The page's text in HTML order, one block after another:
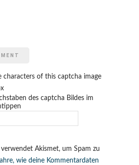
characters of this captcha image
Akismet, um Spam zu
wie deine Kommentardaten